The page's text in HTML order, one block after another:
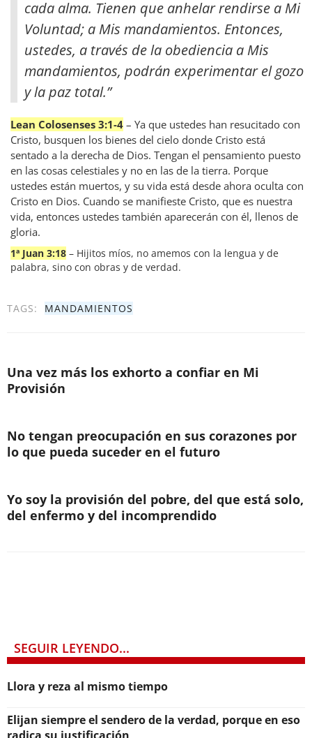
cada alma. Tienen que anhelar rendirse a Mi
Voluntad; a Mis mandamientos. Entonces,
ustedes, a través de la obediencia a Mis
mandamientos, podrán experimentar el gozo
y la paz total.”
Lean Colosenses 3:1-4 – Ya que ustedes han resucitado con
Cristo, busquen los bienes del cielo donde Cristo está
sentado a la derecha de Dios. Tengan el pensamiento puesto
en las cosas celestiales y no en las de la tierra. Porque
ustedes están muertos, y su vida está desde ahora oculta con
Cristo en Dios. Cuando se manifieste Cristo, que es nuestra
vida, entonces ustedes también aparecerán con él, llenos de
gloria.
1ª Juan 3:18 – Hijitos míos, no amemos con la lengua y de
palabra, sino con obras y de verdad.
TAGS: MANDAMIENTOS
Una vez más los exhorto a confiar en Mi
Provisión
No tengan preocupación en sus corazones por
lo que pueda suceder en el futuro
Yo soy la provisión del pobre, del que está solo,
del enfermo y del incomprendido
SEGUIR LEYENDO...
Llora y reza al mismo tiempo
Elijan siempre el sendero de la verdad, porque en eso